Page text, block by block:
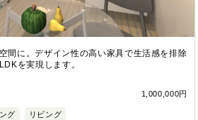
間に。デザイン性の高い家具で生活感を排除
を実現します。
1,000,000円
グ リビング